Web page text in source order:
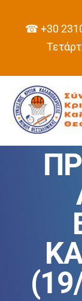
☎ +30
ΑΡΧΙΚΗ